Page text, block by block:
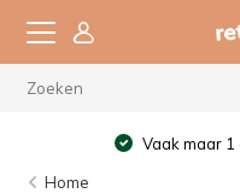
Vaak maar 1
Home